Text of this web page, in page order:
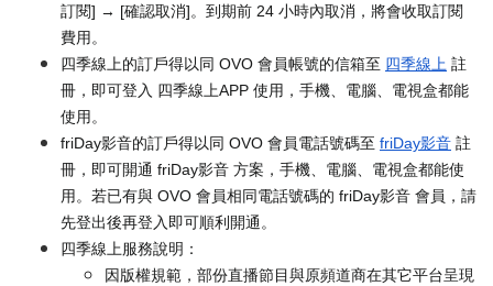
訂閱] → [確認取消]。到期前 24 小時內取消，將會收取訂閱
費用。
四季線上的訂戶得以同 OVO 會員帳號的信箱至 四季線上 註
冊，即可登入 四季線上APP 使用，手機、電腦、電視盒都能
使用。
friDay影音的訂戶得以同 OVO 會員電話號碼至 friDay影音 註
冊，即可開通 friDay影音 方案，手機、電腦、電視盒都能使
用。若已有與 OVO 會員相同電話號碼的 friDay影音 會員，請
先登出後再登入即可順利開通。
四季線上服務說明：
因版權規範，部份直播節目與原頻道商在其它平台呈現